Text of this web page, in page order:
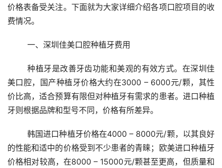
价格表备受关注。下面就为大家详细介绍各项口腔项目的收
费情况。
	一、深圳佳美口腔种植牙费用
	种植牙是改善牙齿功能和美观的有效方式。在深圳佳
美口腔，国产种植牙价格大约在3000 – 6000元/颗，其性
价比高，适合预算有限但对种植牙有需求的患者。进口种植
牙则根据品牌和型号不同，价格有所差异。
	韩国进口种植牙价格在4000 – 8000元/颗，以其良好
的性能和适中的价格受到不少患者的青睐；欧美进口种植牙
价格相对较高，在8000 – 15000元/颗甚至更高，但质量和